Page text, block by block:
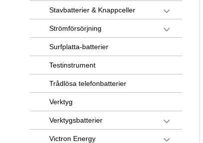
Stavbatterier & Knappceller
Strömförsörjning
Surfplatta-batterier
Testinstrument
Trådlösa telefonbatterier
Verktyg
Verktygsbatterier
Victron Energy